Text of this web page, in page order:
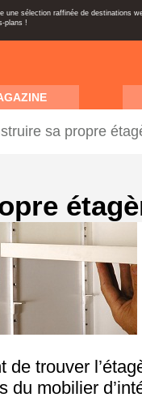
une sélection raffinée de destinations
plans !
sa propre
de trouver
du mobilier